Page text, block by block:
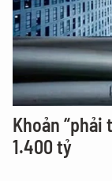
Khoản “phải
1.400 tỷ